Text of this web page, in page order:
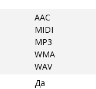
AAC
MIDI
MP3
WMA
WAV
Да